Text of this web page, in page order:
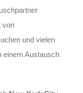
von
und vielen
einem Austausch